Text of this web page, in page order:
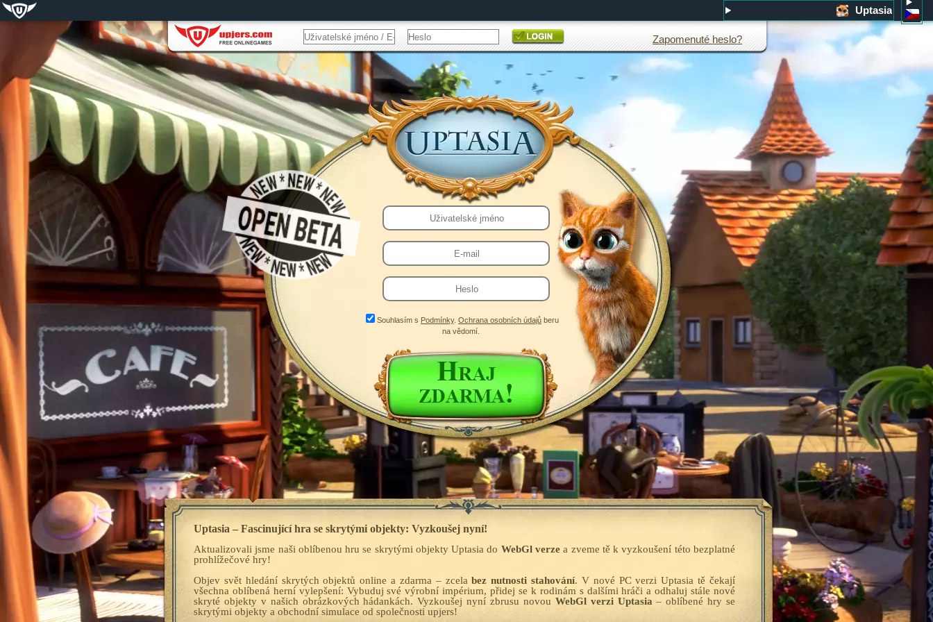
Uptasia
Zapomenuté heslo?
Souhlasím s Podmínky. Ochrana osobních údajů beru
na vědomí.
Uptasia – Fascinující hra se skrytými objekty: Vyzkoušej nyní!
Aktualizovali jsme naši oblíbenou hru se skrytými objekty Uptasia do WebGl verze a zveme tě k vyzkoušení této bezplatné
prohlížečové hry!
Objev svět hledání skrytých objektů online a zdarma – zcelabez nutnosti stahování. V nové PC verzi Uptasia tě čekají
všechna oblíbená herní vylepšení: Vybuduj své výrobní impérium, přidej se k rodinám s dalšími hráči a odhaluj stále nové
skryté objekty v našich obrázkových hádankách. Vyzkoušej nyní zbrusu novou WebGl verzi Uptasia – oblíbené hry se
skrytými objekty a obchodní simulace od společnosti upjers!